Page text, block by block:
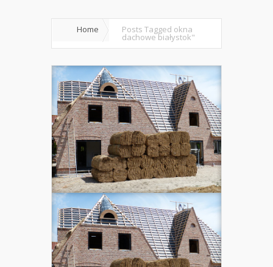
Home Posts Tagged okna
dachowe białystok"